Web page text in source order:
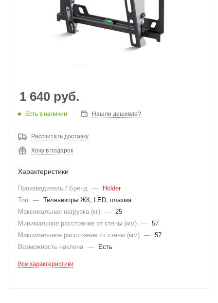
1 640 руб.
Есть в наличии Нашли дешевле?
Рассчитать доставку
Хочу в подарок
Характеристики
Производитель / Бренд —
Holder
Тип
— Телевизоры ЖК, LED, плазма
Максимальная нагрузка (кг) — 25
Минимальное расстояние от стены (мм) — 57
Максимальное расстояние от стены (мм) — 57
Возможность наклона — Есть
Все характеристики